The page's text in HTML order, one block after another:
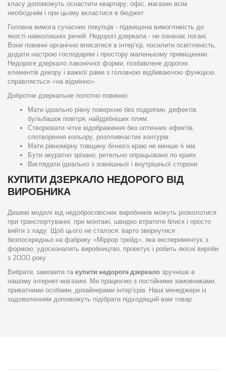
класу допоможуть оснастити квартиру, офіс, магазин всім
необхідним і при цьому вкластися в бюджет.
Головна вимога сучасних покупців - підвищена вимогливість до
якості навколишніх речей. Недорогі дзеркала - не означає погані.
Вони повинні органічно вписатися в інтер'єр, посилити освітленість,
додати настрою господарям і простору маленькому приміщенню.
Недороге дзеркало лаконічної форми, позбавлене дорогих
елементів декору і важкої рами з головною відбиваючою функцією,
справляється «на відмінно».
Добротне дзеркальне полотно повинно:
Мати ідеально рівну поверхню без подряпин, дефектів,
бульбашок повітря, найдрібніших плям.
Створювати чітке відображення без оптичних ефектів,
спотворення кольору, розпливчастих контурів.
Мати рівномірну товщину бічного краю не менше 4 мм.
Бути акуратно зрізано, ретельно опрацьовано по краях.
Виглядати ідеально з зовнішньої і внутрішньої сторони.
КУПИТИ ДЗЕРКАЛО НЕДОРОГО ВІД
ВИРОБНИКА
Дешеві моделі від недобросовісних виробників можуть розколотися
при транспортуванні, при монтажі, швидко втратити блиск і просто
вийти з ладу. Щоб цього не сталося, варто звернутися
безпосередньо на фабрику «Міррор трейд», яка експериментує з
формою, удосконалить виробництво, проектує і робить якісні вироби
з 2000 року.
Вибрати, замовити та купити недороге дзеркало зручніше в
нашому інтернет-магазині. Ми працюємо з постійними замовниками,
приватними особами, дизайнерами інтер'єрів. Наші менеджери із
задоволенням допоможуть підібрати підходящий вам товар.